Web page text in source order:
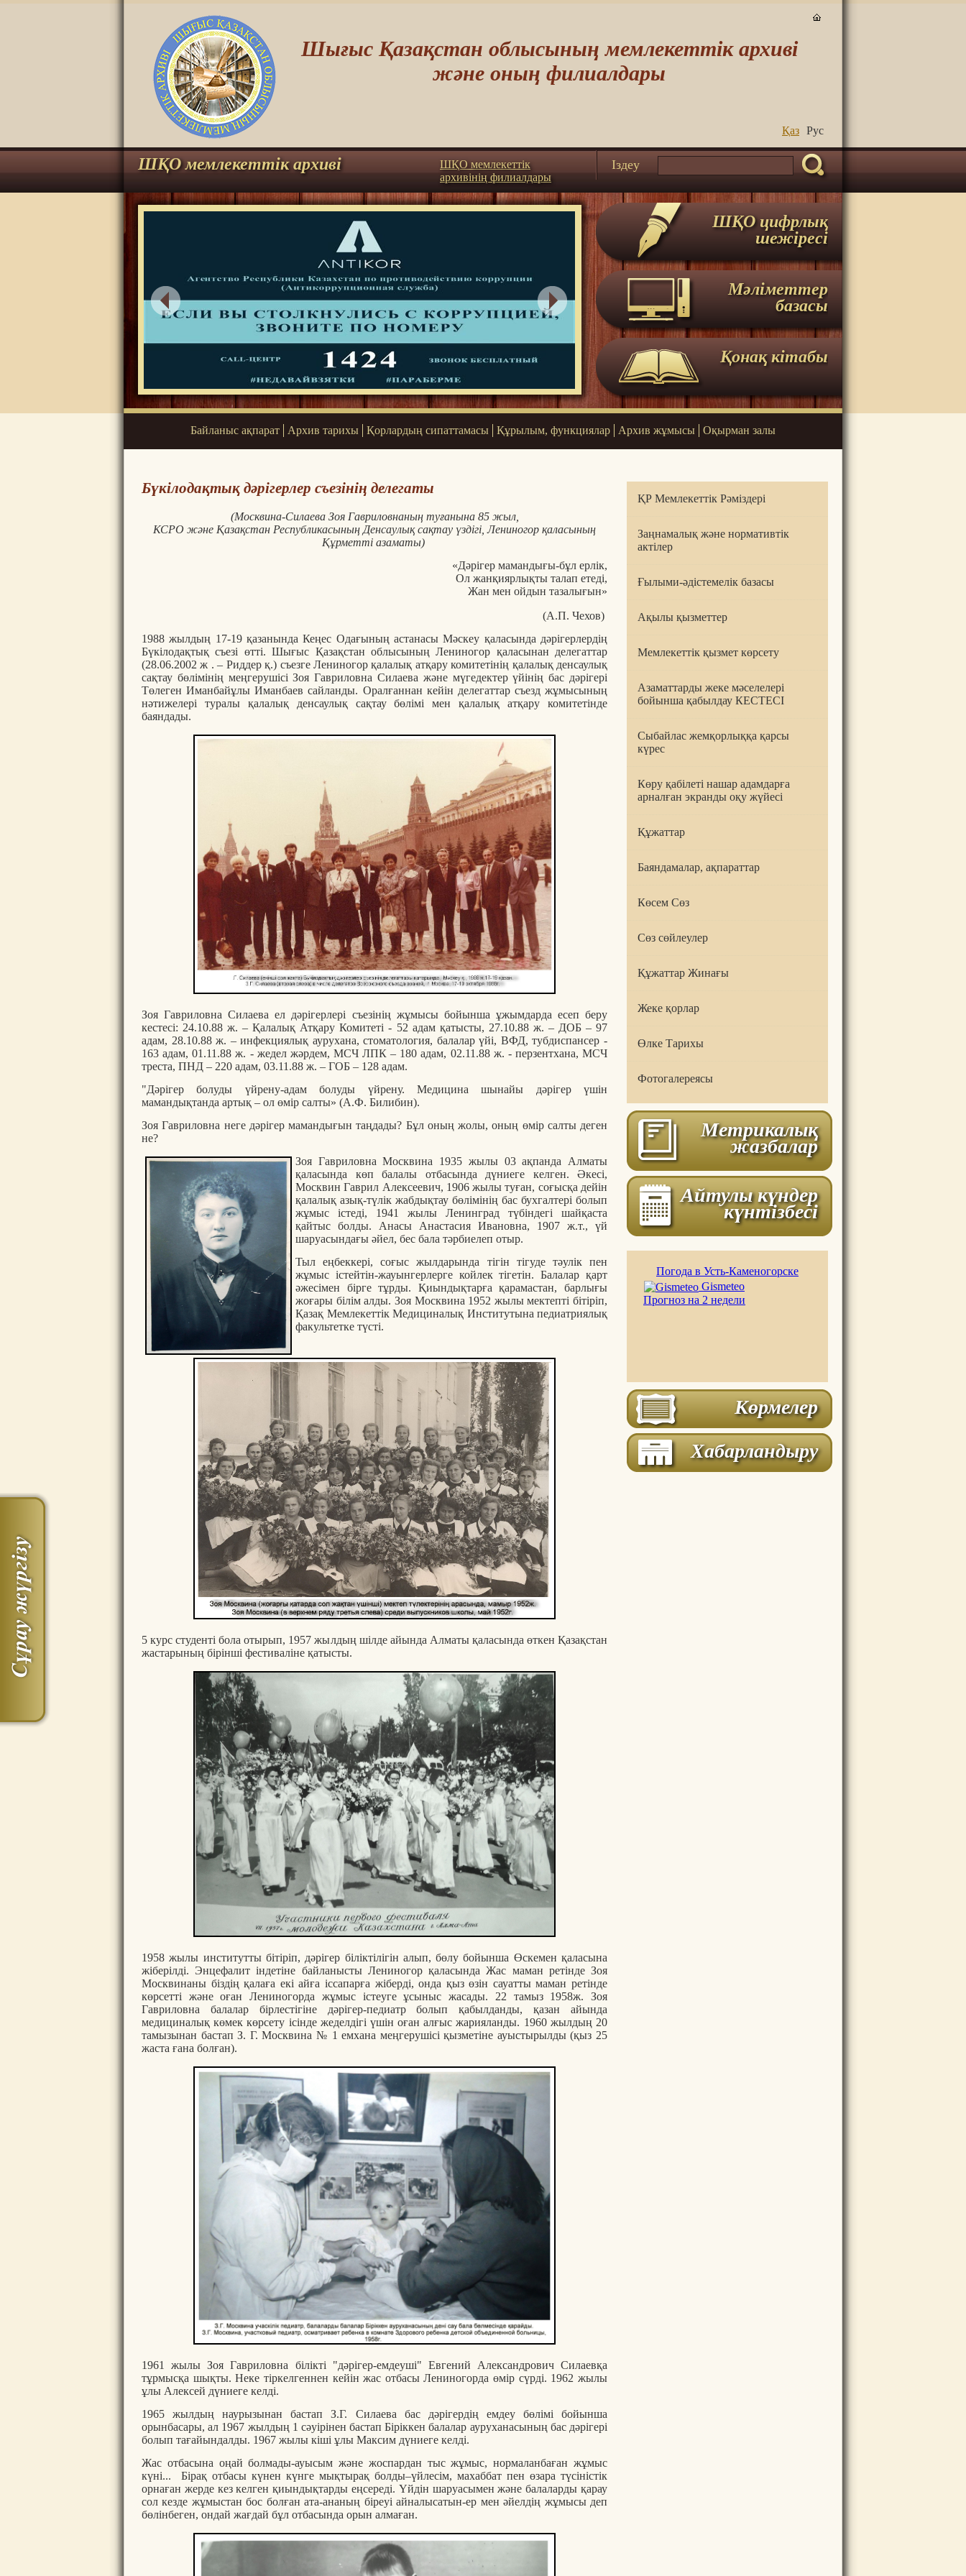
Шығыс Қазақстан облысының мемлекеттік архиві
және оның филиалдары
Қаз Руc
ШҚО мемлекеттік архиві
ШҚО мемлекеттік
архивінің филиалдары
Iздеу
ШҚО цифрлық
шежіресі
Мәліметтер
базасы
Қонақ кітабы
Байланыс ақпарат Архив тарихы Қорлардың сипаттамасы Құрылым, функциялар Архив жұмысы Оқырман залы
Бүкілодақтық дәрігерлер съезінің делегаты
(Москвина-Силаева Зоя Гавриловнаның туғанына 85 жыл,
КСРО және Қазақстан Республикасының Денсаулық сақтау үздігі, Лениногор қаласының
Құрметті азаматы)
«Дәрігер мамандығы-бұл ерлік,
Ол жанқиярлықты талап етеді,
Жан мен ойдын тазалығын»
(А.П. Чехов)
1988 жылдың 17-19 қазанында Кеңес Одағының астанасы Мәскеу қаласында дәрігерлердің
Бүкілодақтық съезі өтті. Шығыс Қазақстан облысының Лениногор қаласынан делегаттар
(28.06.2002 ж . – Риддер қ.) съезге Лениногор қалалық атқару комитетінің қалалық денсаулық
сақтау бөлімінің меңгерушісі Зоя Гавриловна Силаева және мүгедектер үйінің бас дәрігері
Төлеген Иманбайұлы Иманбаев сайланды. Оралғаннан кейін делегаттар съезд жұмысының
нәтижелері туралы қалалық денсаулық сақтау бөлімі мен қалалық атқару комитетінде
баяндады.
Зоя Гавриловна Силаева ел дәрігерлері съезінің жұмысы бойынша ұжымдарда есеп беру
кестесі: 24.10.88 ж. – Қалалық Атқару Комитеті - 52 адам қатысты, 27.10.88 ж. – ДОБ – 97
адам, 28.10.88 ж. – инфекциялық аурухана, стоматология, балалар үйі, ВФД, тубдиспансер -
163 адам, 01.11.88 ж. - жедел жәрдем, МСЧ ЛПК – 180 адам, 02.11.88 ж. - перзентхана, МСЧ
треста, ПНД – 220 адам, 03.11.88 ж. – ГОБ – 128 адам.
"Дәрігер болуды үйрену-адам болуды үйрену. Медицина шынайы дәрігер үшін
мамандықтанда артық – ол өмір салты» (А.Ф. Билибин).
Зоя Гавриловна неге дәрігер мамандығын таңдады? Бұл оның жолы, оның өмір салты деген
не?
Зоя Гавриловна Москвина 1935 жылы 03 ақпанда Алматы
қаласында көп балалы отбасында дүниеге келген. Әкесі,
Москвин Гаврил Алексеевич, 1906 жылы туған, соғысқа дейін
қалалық азық-түлік жабдықтау бөлімінің бас бухгалтері болып
жұмыс істеді, 1941 жылы Ленинград түбіндегі шайқаста
қайтыс болды. Анасы Анастасия Ивановна, 1907 ж.т., үй
шаруасындағы әйел, бес бала тәрбиелеп отыр.
Тыл еңбеккері, соғыс жылдарында тігін тігуде тәулік пен
жұмыс істейтін-жауынгерлерге койлек тігетін. Балалар қарт
әжесімен бірге тұрды. Қиындықтарға қарамастан, барлығы
жоғары білім алды. Зоя Москвина 1952 жылы мектепті бітіріп,
Қазақ Мемлекеттік Медициналық Институтына педиатриялық
факультетке түсті.
5 курс студенті бола отырып, 1957 жылдың шілде айында Алматы қаласында өткен Қазақстан
жастарының бірінші фестиваліне қатысты.
1958 жылы институтты бітіріп, дәрігер біліктілігін алып, бөлу бойынша Өскемен қаласына
жіберілді. Энцефалит індетіне байланысты Лениногор қаласында Жас маман ретінде Зоя
Москвинаны біздің қалаға екі айға іссапарға жіберді, онда қыз өзін сауатты маман ретінде
көрсетті және оған Лениногорда жұмыс істеуге ұсыныс жасады. 22 тамыз 1958ж. Зоя
Гавриловна балалар бірлестігіне дәрігер-педиатр болып қабылданды, қазан айында
медициналық көмек көрсету ісінде жеделдігі үшін оған алғыс жарияланды. 1960 жылдың 20
тамызынан бастап З. Г. Москвина № 1 емхана меңгерушісі қызметіне ауыстырылды (қыз 25
жаста ғана болған).
1961 жылы Зоя Гавриловна білікті "дәрігер-емдеуші" Евгений Александрович Силаевқа
тұрмысқа шықты. Неке тіркелгеннен кейін жас отбасы Лениногорда өмір сүрді. 1962 жылы
ұлы Алексей дүниеге келді.
1965 жылдың наурызынан бастап З.Г. Силаева бас дәрігердің емдеу бөлімі бойынша
орынбасары, ал 1967 жылдың 1 сәуірінен бастап Біріккен балалар ауруханасының бас дәрігері
болып тағайындалды. 1967 жылы кіші ұлы Максим дүниеге келді.
Жас отбасына оңай болмады-ауысым және жоспардан тыс жұмыс, нормаланбаған жұмыс
күні... Бірақ отбасы күнен күнге мықтырақ болды–үйлесім, махаббат пен өзара түсіністік
орнаған жерде кез келген қиындықтарды еңсереді. Үйдін шаруасымен және балаларды қарау
сол кезде жұмыстан бос болған ата-ананың біреуі айналысатын-ер мен әйелдің жұмысы деп
бөлінбеген, ондай жағдай бұл отбасында орын алмаған.
ҚР Мемлекеттік Рәміздері
Заңнамалық және нормативтік
актілер
Ғылыми-әдістемелік базасы
Ақылы қызметтер
Мемлекеттік қызмет көрсету
Азаматтарды жеке мәселелері
бойынша қабылдау КЕСТЕСІ
Сыбайлас жемқорлыққа қарсы
күрес
Көру қабілеті нашар адамдарға
арналған экранды оқу жүйесі
Құжаттар
Баяндамалар, ақпараттар
Көсем Сөз
Сөз сөйлеулер
Құжаттар Жинағы
Жеке қорлар
Өлке Тарихы
Фотогалереясы
Метрикалық
жазбалар
Айтулы күндер
күнтізбесі
Погода в Усть-Каменогорске
Gismeteo
Прогноз на 2 недели
Көрмелер
Хабарландыру